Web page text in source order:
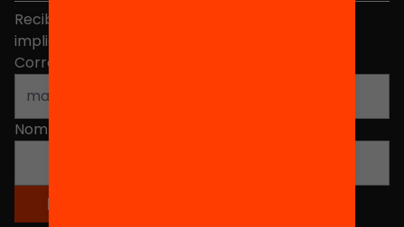
Recibe contenidos, iniciativas y proyectos para
implicarte.
Correo electrónico
Nombre